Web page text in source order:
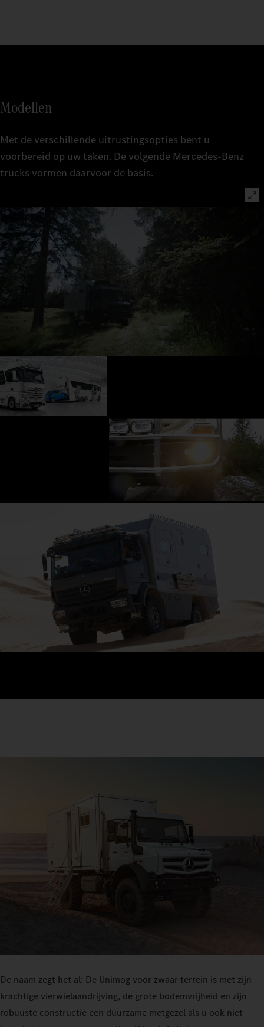
Modellen
Met de verschillende uitrustingsopties bent u
voorbereid op uw taken. De volgende Mercedes‑Benz
trucks vormen daarvoor de basis.
De naam zegt het al: De Unimog voor zwaar terrein is met zijn
krachtige vierwielaandrijving, de grote bodemvrijheid en zijn
robuuste constructie een duurzame metgezel als u ook niet